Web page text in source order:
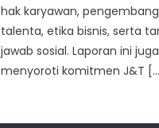
hak karyawan,
talenta, etika bisnis, serta
jawab sosial. Laporan ini juga
menyoroti komitmen J&T